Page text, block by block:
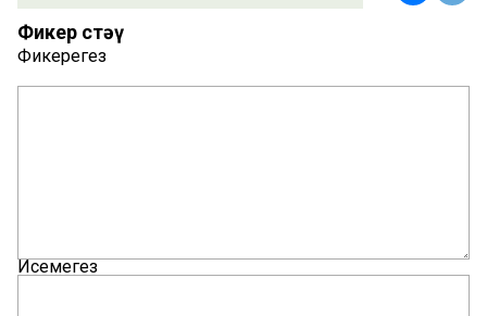
Фикер өстәү
Фикерегез
Исемегез